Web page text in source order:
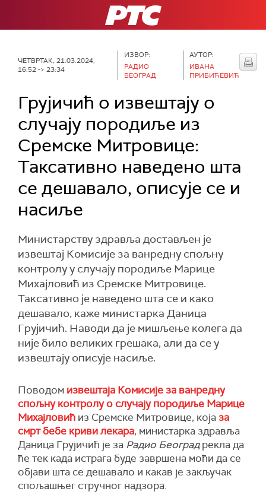
РТС
ЧЕТВРТАК, 21.03.2024,
16:52 -> 23:34
ИЗВОР:
РАДИО
БЕОГРАД
АУТОР:
ИВАНА
ПРИБИЋЕВИЋ
Грујичић о извештају о
случају породиље из
Сремске Митровице:
Таксативно наведено шта
се дешавало, описује се и
насиље
Министарству здравља достављен је
извештај Комисије за ванредну спољну
контролу у случају породиље Марице
Михајловић из Сремске Митровице.
Таксативно је наведено шта се и како
дешавало, каже министарка Даница
Грујичић. Наводи да је мишљење колега да
није било великих грешака, али да се у
извештају описује насиље.
Поводом извештаја Комисије за ванредну
спољну контролу о случају породиље Марице
Михајловић из Сремске Митровице, која за
смрт бебе криви лекара, министарка здравља
Даница Грујичић је за Радио Београдрекла да
ће тек када истрага буде завршена моћи да се
објави шта се дешавало и какав је закључак
спољашњег стручног надзора.